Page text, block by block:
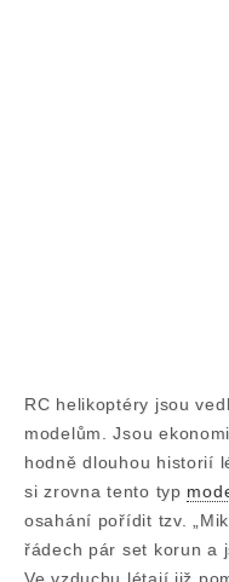
RC helikoptéry jsou
modelům. Jsou
hodně dlouhou historií
si zrovna tento typ
osahání pořídit tzv.
řádech pár set korun a